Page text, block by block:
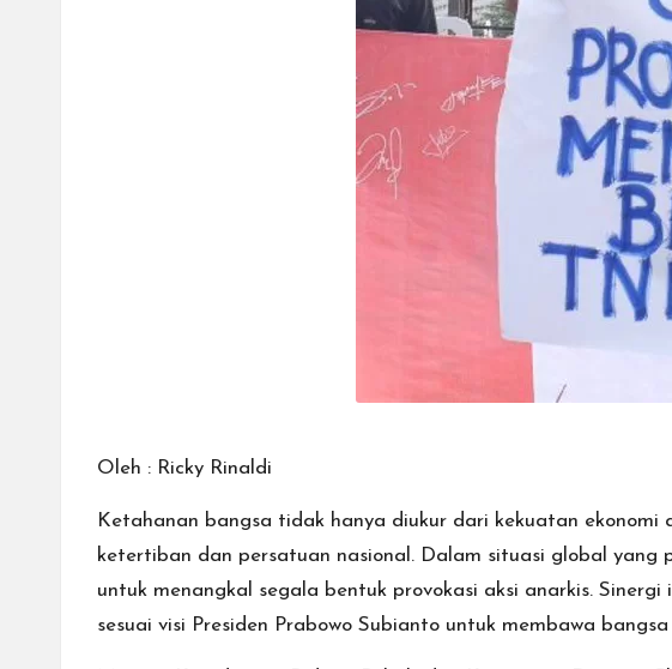
Oleh : Ricky Rinaldi
Ketahanan bangsa tidak hanya diukur dari kekuatan
ketertiban dan persatuan nasional. Dalam situasi global yang
untuk menangkal segala bentuk provokasi aksi anarkis.
sesuai visi Presiden Prabowo Subianto untuk membawa